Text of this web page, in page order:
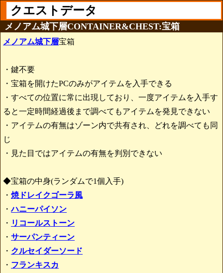
クエストデータ
メノアム城下層CONTAINER&CHEST:宝箱
メノアム城下層宝箱
・鍵不要
・宝箱を開けたPCのみがアイテムを入手できる
・すべての位置に常に出現しており、一度アイテムを入手す
ると一定時間経過後まで調べてもアイテムを発見できない
・アイテムの有無はゾーン内で共有され、どれを調べても同
じ
・見た目ではアイテムの有無を判別できない
◆宝箱の中身(ランダムで1個入手)
・ 焼ドレイクゴーラ風
・ハニーパイソン
・ リコールストーン
・ サーパンティーン
・ クルセイダーソード
・ フランキスカ